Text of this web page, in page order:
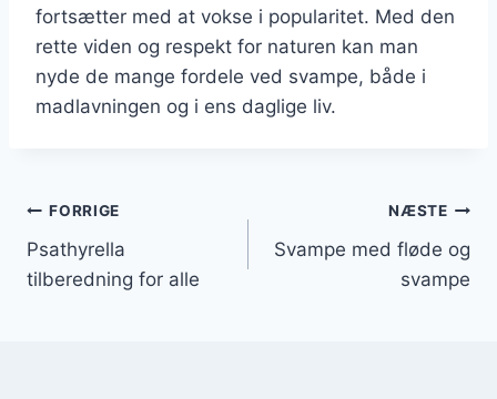
fortsætter med at vokse i popularitet. Med den
rette viden og respekt for naturen kan man
nyde de mange fordele ved svampe, både i
madlavningen og i ens daglige liv.
Indlægsnavigation
FORRIGE
Psathyrella
tilberedning for alle
NÆSTE
Svampe med fløde og
svampe